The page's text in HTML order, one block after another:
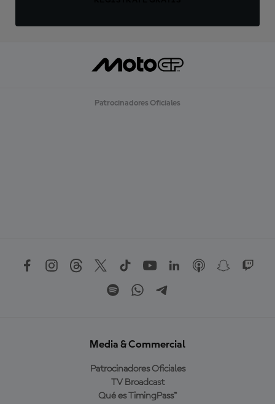
Patrocinadores Oficiales
Media & Commercial
Patrocinadores Oficiales
TV Broadcast
Qué es TimingPass™